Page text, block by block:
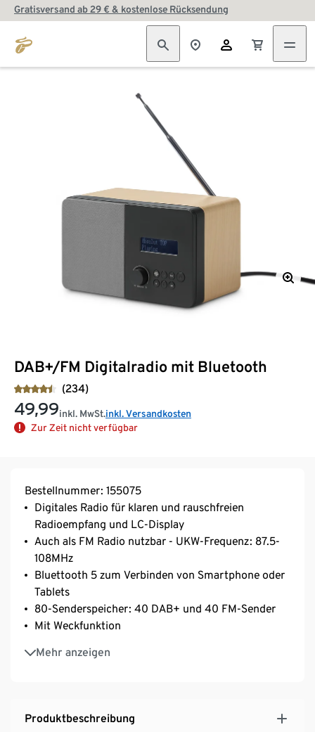
Gratisversand ab 29 € & kostenlose Rücksendung
DAB+/FM Digitalradio mit Bluetooth
(234)
49,99inkl. MwSt.inkl. Versandkosten
Zur Zeit nicht verfügbar
Bestellnummer: 155075
Digitales Radio für klaren und rauschfreien
Radioempfang und LC-Display
Auch als FM Radio nutzbar - UKW-Frequenz: 87.5-
108MHz
Bluettooth 5 zum Verbinden von Smartphone oder
Tablets
80-Senderspeicher: 40 DAB+ und 40 FM-Sender
Mit Weckfunktion
Mehr anzeigen
AUX-IN-Eingang zum Anschluss von z.B.
Smartphone
Produktbeschreibung